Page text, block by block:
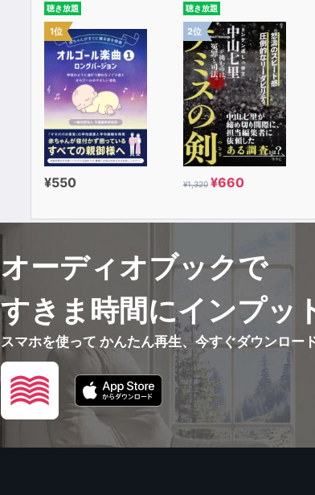
聴き放題
1位
¥550
聴き放題
2位
¥1,320 ¥660
オーディオブックで
すきま時間にインプッ
スマホを使って かんたん再生、今すぐダウンロー